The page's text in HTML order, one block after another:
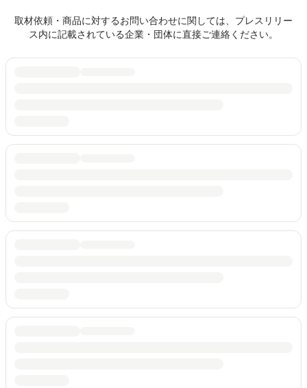
取材依頼・商品に対するお問い合わせに関しては、プレスリリー
ス内に記載されている企業・団体に直接ご連絡ください。